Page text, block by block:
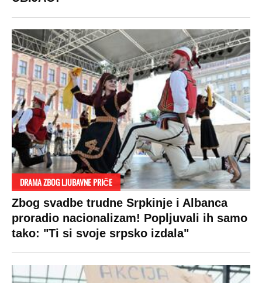
DRAMA ZBOG LJUBAVNE PRIČE
Zbog svadbe trudne Srpkinje i Albanca
proradio nacionalizam! Popljuvali ih samo
tako: "Ti si svoje srpsko izdala"